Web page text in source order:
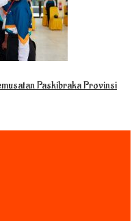
Paskibraka Provinsi